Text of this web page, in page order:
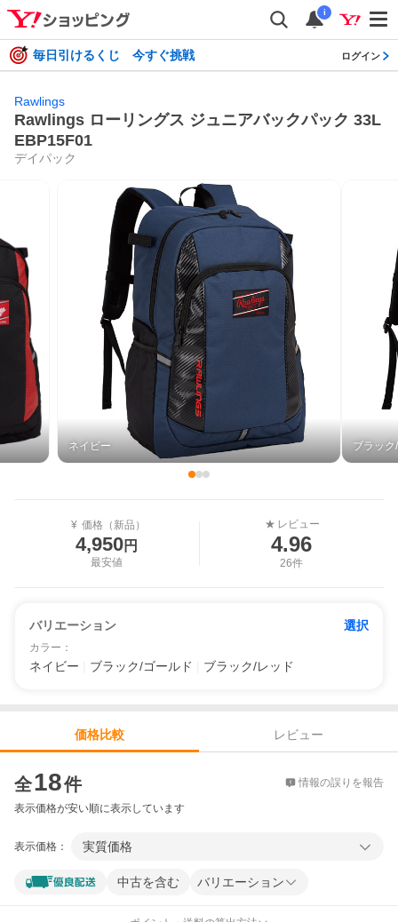
i
毎日引けるくじ 今すぐ挑戦 ログイン
Rawlings
Rawlings ローリングス ジュニアバックパック 33L
EBP15F01
デイパック
ネイビー ブラッ
¥ 価格（新品）
4,950円
最安値
★ レビュー
4.96
26件
バリエーション 選択
カラー ：
ネイビー ブラック/ゴールド ブラック/レッド
価格比較
レビュー
全18件 情報の誤りを報告
表示価格が安い順に表示しています
表示価格： 実質価格
中古を含む バリエーション